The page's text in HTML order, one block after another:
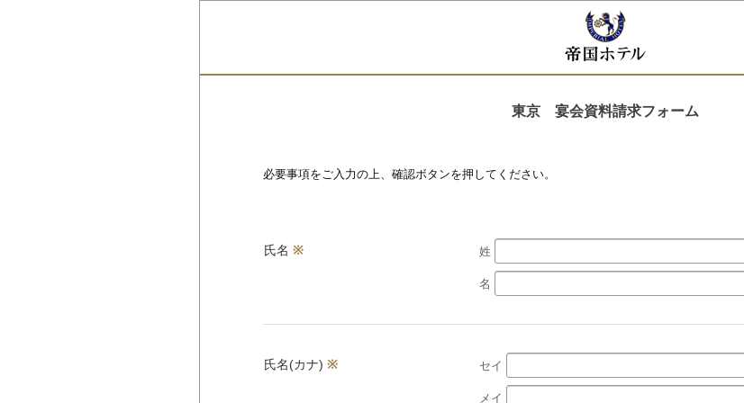
東京 宴会資料請求フォーム
必要事項をご入力の上、確認ボタンを押してください。
氏名 ※ 姓
名
氏名(カナ) ※ セイ
メイ